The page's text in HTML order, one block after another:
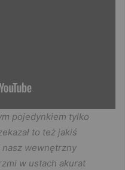
pojedynkiem tylko
to też jakiś
wewnętrzny
w ustach akurat